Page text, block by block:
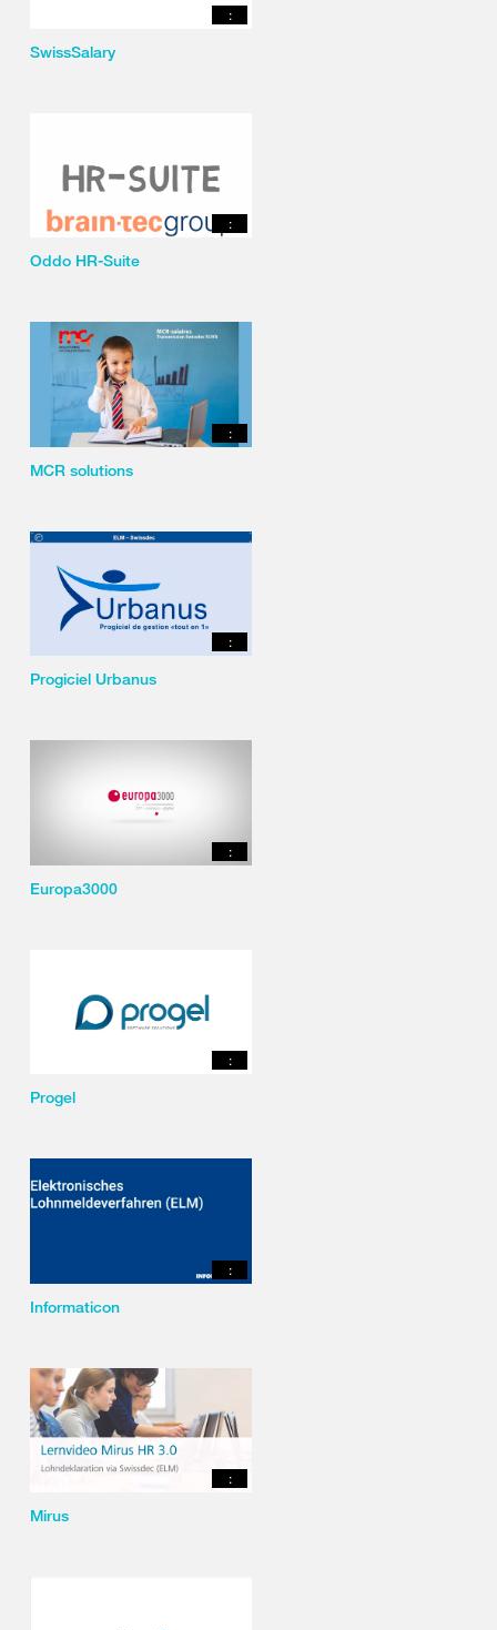
:
SwissSalary
:
Oddo HR-Suite
:
MCR solutions
:
Progiciel Urbanus
:
Europa3000
:
Progel
:
Informaticon
:
Mirus